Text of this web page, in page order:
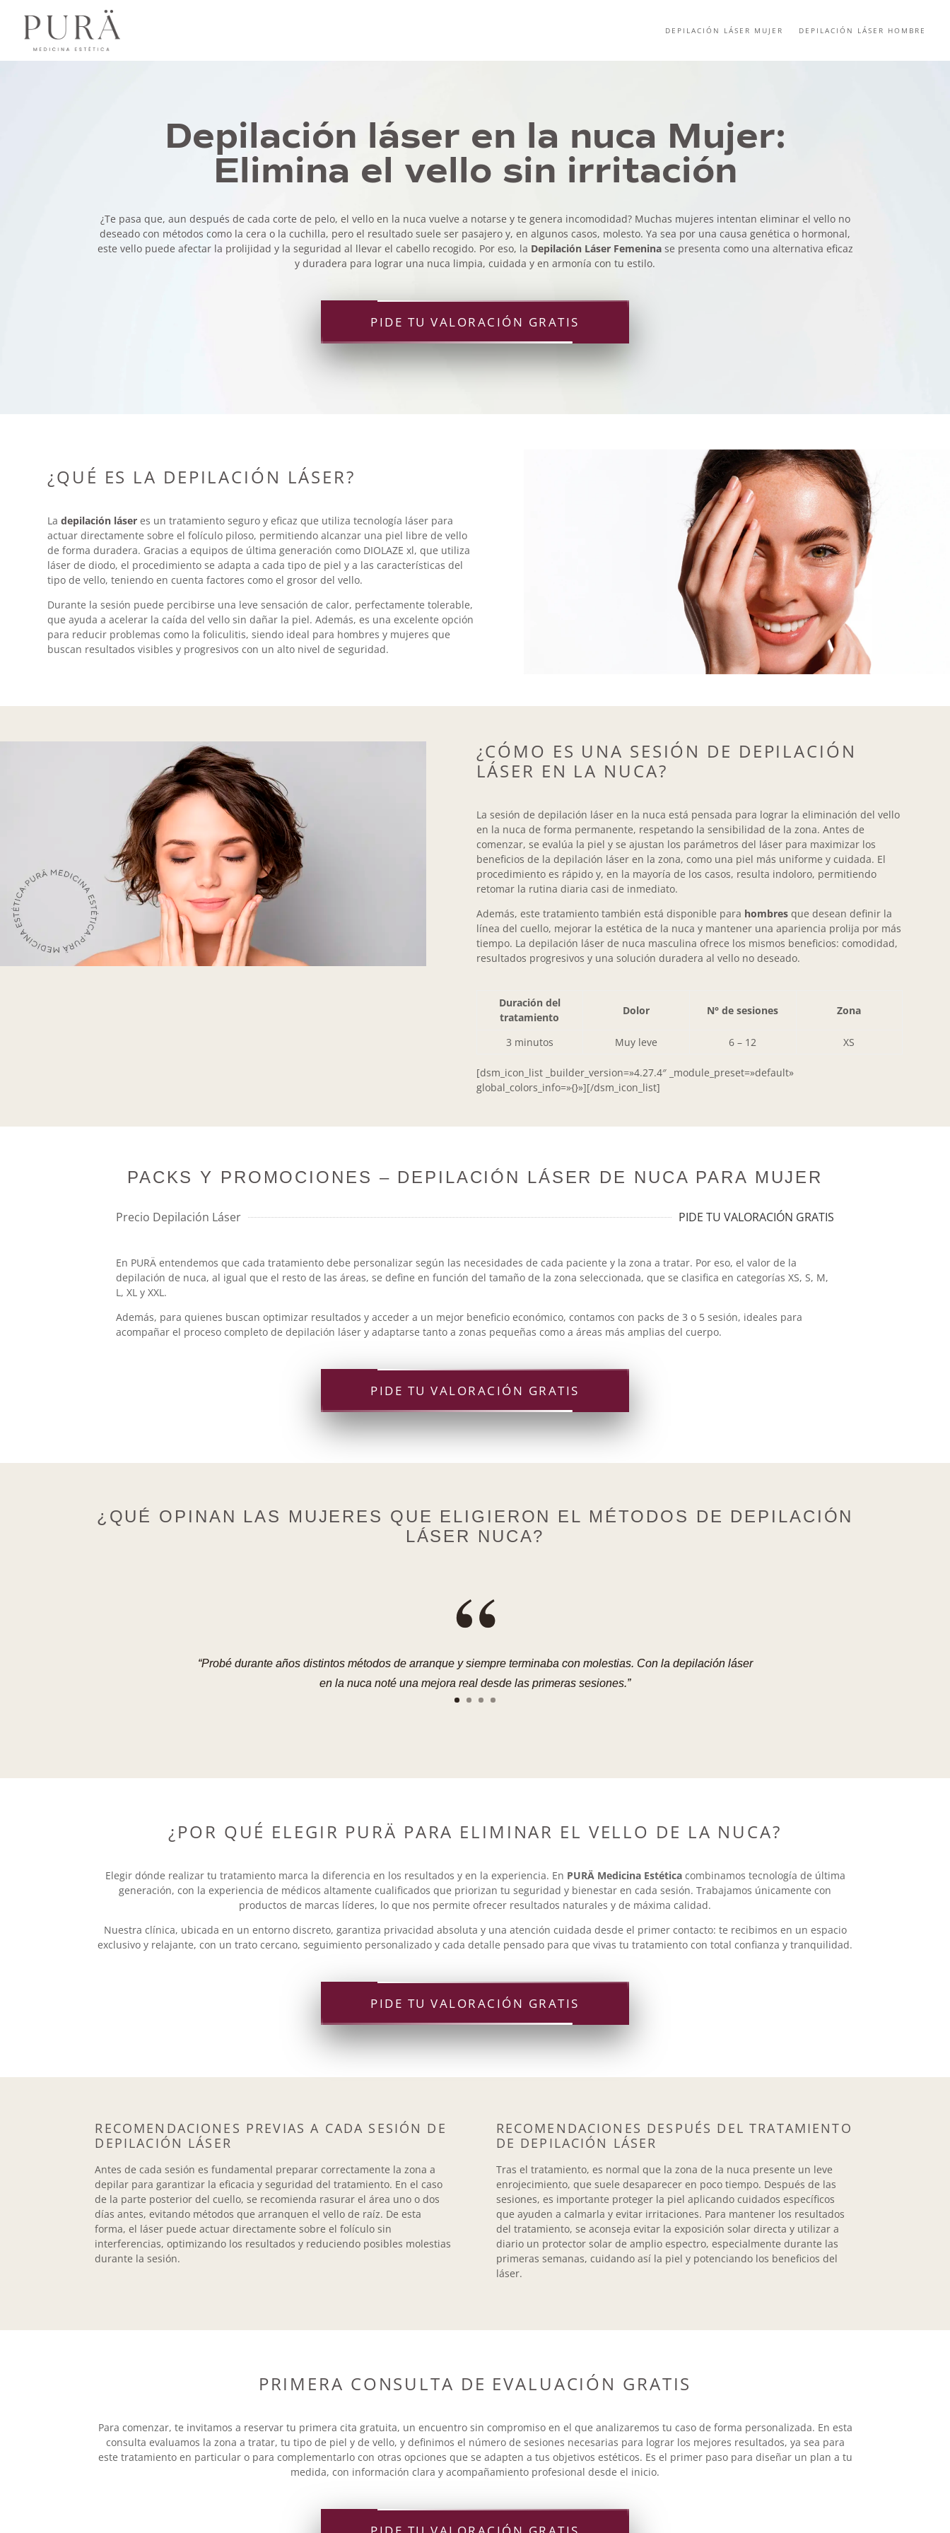
DEPILACIÓN LÁSER MUJER DEPILACIÓN LÁSER HOMBRE
Depilación láser en la nuca Mujer:
Elimina el vello sin irritación
¿Te pasa que, aun después de cada corte de pelo, el vello en la nuca vuelve a notarse y te genera incomodidad? Muchas mujeres intentan eliminar el vello no
deseado con métodos como la cera o la cuchilla, pero el resultado suele ser pasajero y, en algunos casos, molesto. Ya sea por una causa genética o hormonal,
este vello puede afectar la prolijidad y la seguridad al llevar el cabello recogido. Por eso, la Depilación Láser Femeninase presenta como una alternativa eficaz
y duradera para lograr una nuca limpia, cuidada y en armonía con tu estilo.
PIDE TU VALORACIÓN GRATIS
¿QUÉ ES LA DEPILACIÓN LÁSER?
Ladepilación láser es un tratamiento seguro y eficaz que utiliza tecnología láser para
actuar directamente sobre el folículo piloso, permitiendo alcanzar una piel libre de vello
de forma duradera. Gracias a equipos de última generación como DIOLAZE xl, que utiliza
láser de diodo, el procedimiento se adapta a cada tipo de piel y a las características del
tipo de vello, teniendo en cuenta factores como el grosor del vello.
Durante la sesión puede percibirse una leve sensación de calor, perfectamente tolerable,
que ayuda a acelerar la caída del vello sin dañar la piel. Además, es una excelente opción
para reducir problemas como la foliculitis, siendo ideal para hombres y mujeres que
buscan resultados visibles y progresivos con un alto nivel de seguridad.
¿CÓMO ES UNA SESIÓN DE DEPILACIÓN
LÁSER EN LA NUCA?
La sesión de depilación láser en la nuca está pensada para lograr la eliminación del vello
en la nuca de forma permanente, respetando la sensibilidad de la zona. Antes de
comenzar, se evalúa la piel y se ajustan los parámetros del láser para maximizar los
beneficios de la depilación láser en la zona, como una piel más uniforme y cuidada. El
procedimiento es rápido y, en la mayoría de los casos, resulta indoloro, permitiendo
retomar la rutina diaria casi de inmediato.
Además, este tratamiento también está disponible para hombresque desean definir la
línea del cuello, mejorar la estética de la nuca y mantener una apariencia prolija por más
tiempo. La depilación láser de nuca masculina ofrece los mismos beneficios: comodidad,
resultados progresivos y una solución duradera al vello no deseado.
Duración del
tratamiento
Dolor N° de sesiones Zona
3 minutos Muy leve 6 – 12 XS
[dsm_icon_list _builder_version=»4.27.4″ _module_preset=»default»
global_colors_info=»{}»][/dsm_icon_list]
PACKS Y PROMOCIONES – DEPILACIÓN LÁSER DE NUCA PARA MUJER
Precio Depilación Láser PIDE TU VALORACIÓN GRATIS
En PURÄ entendemos que cada tratamiento debe personalizar según las necesidades de cada paciente y la zona a tratar. Por eso, el valor de la
depilación de nuca, al igual que el resto de las áreas, se define en función del tamaño de la zona seleccionada, que se clasifica en categorías XS, S, M,
L, XL y XXL.
Además, para quienes buscan optimizar resultados y acceder a un mejor beneficio económico, contamos con packs de 3 o 5 sesión, ideales para
acompañar el proceso completo de depilación láser y adaptarse tanto a zonas pequeñas como a áreas más amplias del cuerpo.
PIDE TU VALORACIÓN GRATIS
¿QUÉ OPINAN LAS MUJERES QUE ELIGIERON EL MÉTODOS DE DEPILACIÓN
LÁSER NUCA?
“
“Probé durante años distintos métodos de arranque y siempre terminaba con molestias. Con la depilación láser
en la nuca noté una mejora real desde las primeras sesiones.”
¿POR QUÉ ELEGIR PURÄ PARA ELIMINAR EL VELLO DE LA NUCA?
Elegir dónde realizar tu tratamiento marca la diferencia en los resultados y en la experiencia. En PURÄ Medicina Estéticacombinamos tecnología de última
generación, con la experiencia de médicos altamente cualificados que priorizan tu seguridad y bienestar en cada sesión. Trabajamos únicamente con
productos de marcas líderes, lo que nos permite ofrecer resultados naturales y de máxima calidad.
Nuestra clínica, ubicada en un entorno discreto, garantiza privacidad absoluta y una atención cuidada desde el primer contacto: te recibimos en un espacio
exclusivo y relajante, con un trato cercano, seguimiento personalizado y cada detalle pensado para que vivas tu tratamiento con total confianza y tranquilidad.
PIDE TU VALORACIÓN GRATIS
RECOMENDACIONES PREVIAS A CADA SESIÓN DE
DEPILACIÓN LÁSER
Antes de cada sesión es fundamental preparar correctamente la zona a
depilar para garantizar la eficacia y seguridad del tratamiento. En el caso
de la parte posterior del cuello, se recomienda rasurar el área uno o dos
días antes, evitando métodos que arranquen el vello de raíz. De esta
forma, el láser puede actuar directamente sobre el folículo sin
interferencias, optimizando los resultados y reduciendo posibles molestias
durante la sesión.
RECOMENDACIONES DESPUÉS DEL TRATAMIENTO
DE DEPILACIÓN LÁSER
Tras el tratamiento, es normal que la zona de la nuca presente un leve
enrojecimiento, que suele desaparecer en poco tiempo. Después de las
sesiones, es importante proteger la piel aplicando cuidados específicos
que ayuden a calmarla y evitar irritaciones. Para mantener los resultados
del tratamiento, se aconseja evitar la exposición solar directa y utilizar a
diario un protector solar de amplio espectro, especialmente durante las
primeras semanas, cuidando así la piel y potenciando los beneficios del
láser.
PRIMERA CONSULTA DE EVALUACIÓN GRATIS
Para comenzar, te invitamos a reservar tu primera cita gratuita, un encuentro sin compromiso en el que analizaremos tu caso de forma personalizada. En esta
consulta evaluamos la zona a tratar, tu tipo de piel y de vello, y definimos el número de sesiones necesarias para lograr los mejores resultados, ya sea para
este tratamiento en particular o para complementarlo con otras opciones que se adapten a tus objetivos estéticos. Es el primer paso para diseñar un plan a tu
medida, con información clara y acompañamiento profesional desde el inicio.